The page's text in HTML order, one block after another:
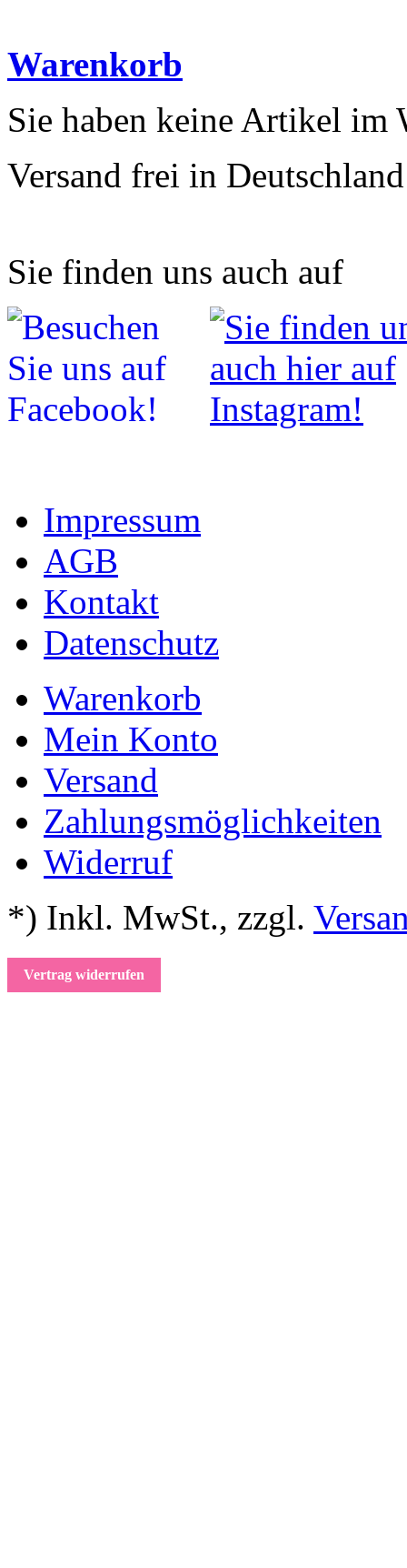
Warenkorb
Sie haben keine Artikel im
Versand frei in
Sie finden uns auch auf
Impressum
AGB
Kontakt
Datenschutz
Warenkorb
Mein Konto
Versand
Zahlungsmöglichkeiten
Widerruf
*) Inkl. MwSt., zzgl.
Vertrag widerrufen